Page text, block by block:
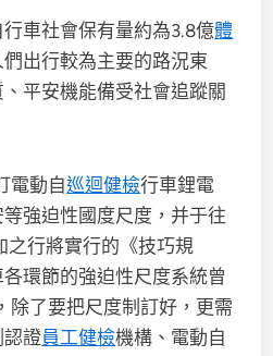
車社會保有量約為3.8億體
出行較為主要的路況東
平安機能備受社會追蹤關
電動自巡迴健檢行車鋰電
強迫性國度尺度，并于往
之行將實行的《技巧規
環節的強迫性尺度系統曾
除了要把尺度制訂好，更需
認證員工健檢機構、電動自